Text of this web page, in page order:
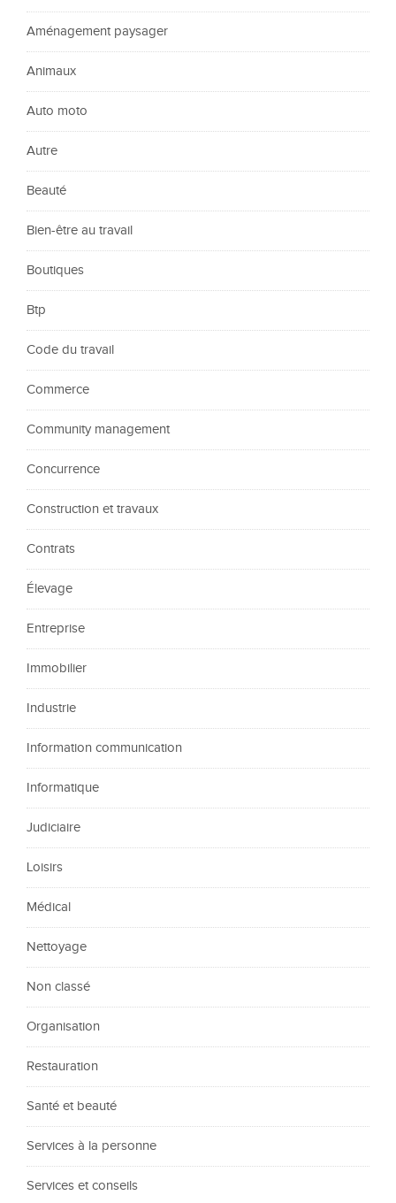
Aménagement paysager
Animaux
Auto moto
Autre
Beauté
Bien-être au travail
Boutiques
Btp
Code du travail
Commerce
Community management
Concurrence
Construction et travaux
Contrats
Élevage
Entreprise
Immobilier
Industrie
Information communication
Informatique
Judiciaire
Loisirs
Médical
Nettoyage
Non classé
Organisation
Restauration
Santé et beauté
Services à la personne
Services et conseils